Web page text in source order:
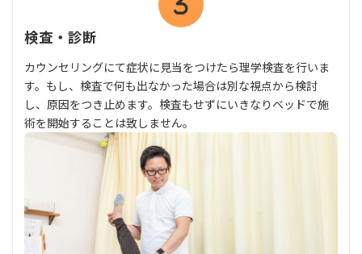
検査・診断
カウンセリングにて症状に見当をつけたら理学検査を行いま
す。もし、検査で何も出なかった場合は別な視点から検討
し、原因をつき止めます。検査もせずにいきなりベッドで施
術を開始することは致しません。